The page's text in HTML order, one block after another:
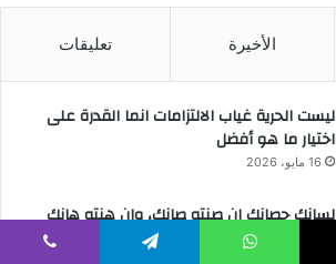
الأخيرة تعليقات
ليست الحرية غياب الالتزامات انما القدرة على
اختيار ما هو أفضل
16 مايو، 2026
لسانك حصانك إن صنته صانك، وإن هنته هانك